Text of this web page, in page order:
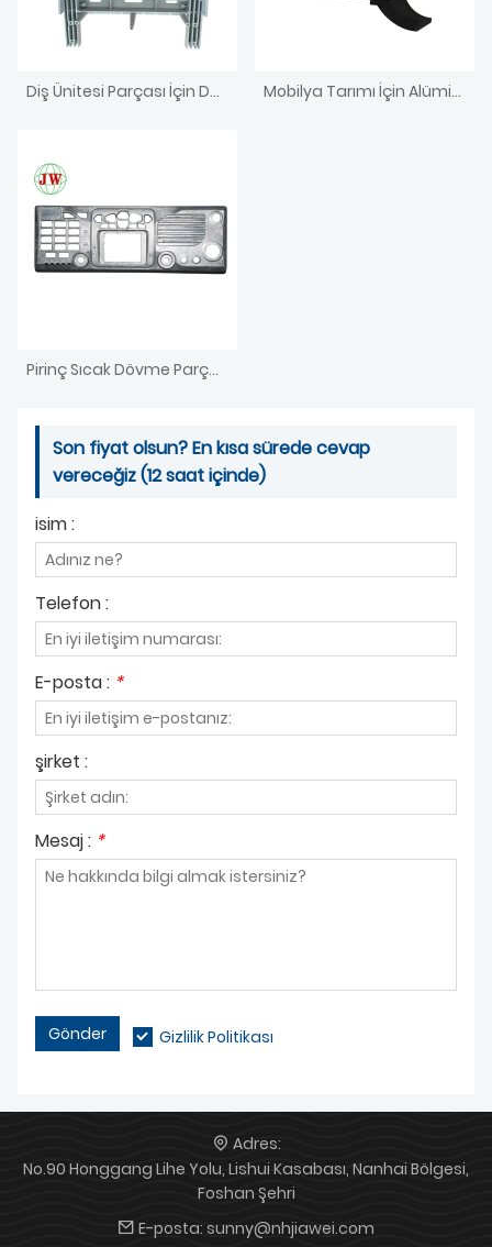
Diş Ünitesi Parçası İçin Döküm Alüminyum Kalıp Mobilya Tarımı İçin Alüminyum Döküm Parçaları
Pirinç Sıcak Dövme Parçaları Yatırım CNC İşleme Basınçlı Döküm
Son fiyat olsun? En kısa sürede cevap
vereceğiz (12 saat içinde)
isim :
Telefon :
E-posta : *
şirket :
Mesaj : *
Gönder Gizlilik Politikası
Adres:
No.90 Honggang Lihe Yolu, Lishui Kasabası, Nanhai Bölgesi,
Foshan Şehri
E-posta: sunny@nhjiawei.com